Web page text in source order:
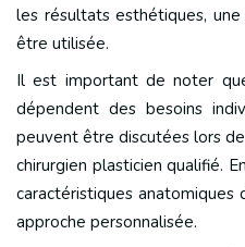
les résultats esthétiques,
être utilisée.
Il est important de noter
dépendent des besoins
peuvent être discutées lors
chirurgien plasticien qualifié.
caractéristiques
approche personnalisée.